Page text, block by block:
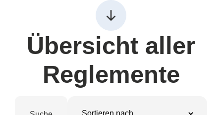
Übersicht aller
Reglemente